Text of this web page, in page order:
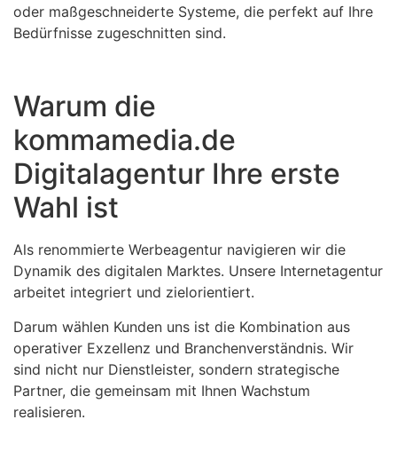
oder maßgeschneiderte Systeme, die perfekt auf Ihre
Bedürfnisse zugeschnitten sind.
Warum die
kommamedia.de
Digitalagentur Ihre erste
Wahl ist
Als renommierte Werbeagentur navigieren wir die
Dynamik des digitalen Marktes. Unsere Internetagentur
arbeitet integriert und zielorientiert.
Darum wählen Kunden uns ist die Kombination aus
operativer Exzellenz und Branchenverständnis. Wir
sind nicht nur Dienstleister, sondern strategische
Partner, die gemeinsam mit Ihnen Wachstum
realisieren.